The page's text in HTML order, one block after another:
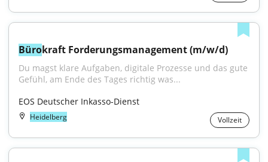
Bürokraft Forderungsmanagement (m/w/d)
Du magst klare Aufgaben, digitale Prozesse und das gute
Gefühl, am Ende des Tages richtig was...
EOS Deutscher Inkasso-Dienst
Heidelberg Vollzeit